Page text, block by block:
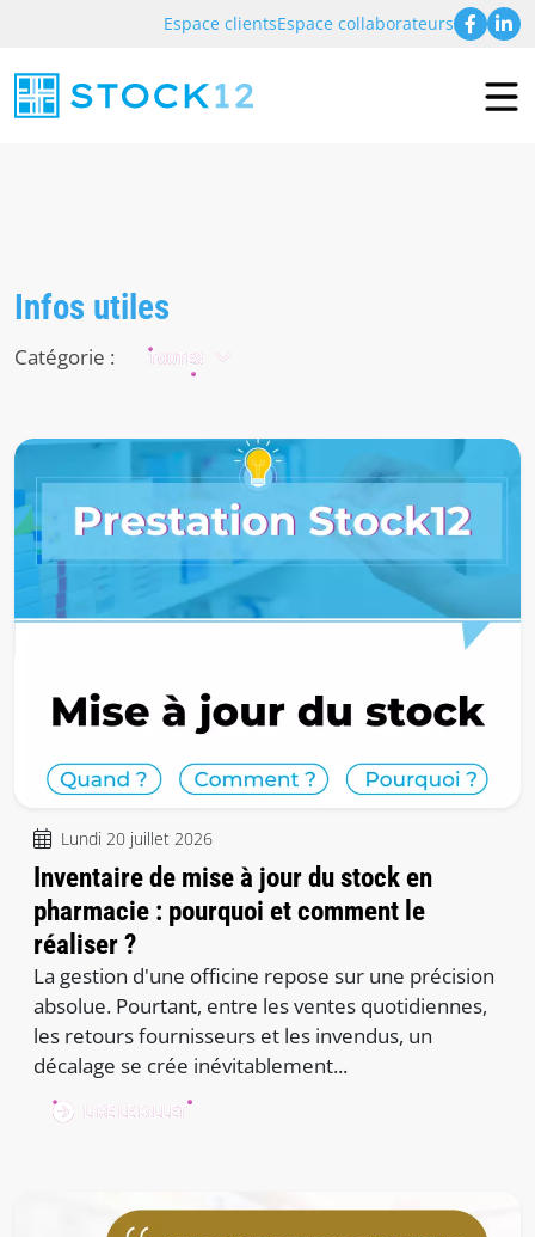
Espace clientsEspace collaborateurs
Infos utiles
Catégorie : TOUTES
Lundi 20 juillet 2026
Inventaire de mise à jour du stock en
pharmacie : pourquoi et comment le
réaliser ?
La gestion d'une officine repose sur une précision
absolue. Pourtant, entre les ventes quotidiennes,
les retours fournisseurs et les invendus, un
décalage se crée inévitablement...
LIRE LE BILLET